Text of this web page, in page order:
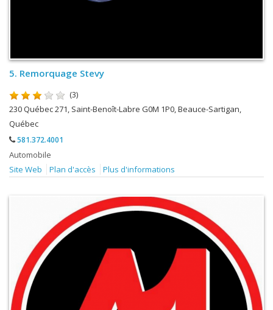
5. Remorquage Stevy
(3)
230 Québec 271, Saint-Benoît-Labre G0M 1P0, Beauce-Sartigan,
Québec
581.372.4001
Automobile
Site Web
Plan d'accès Plus d'informations